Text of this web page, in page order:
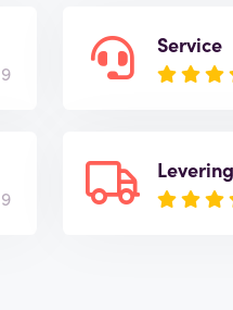
9
9
Service
Levering